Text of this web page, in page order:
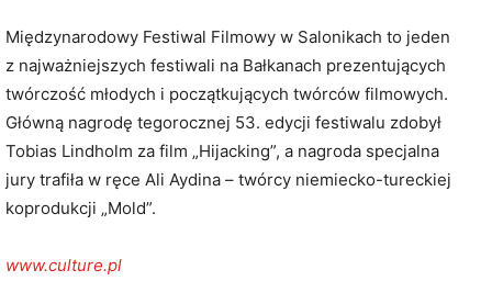
Międzynarodowy Festiwal Filmowy w Salonikach to jeden
z najważniejszych festiwali na Bałkanach prezentujących
twórczość młodych i początkujących twórców filmowych.
Główną nagrodę tegorocznej 53. edycji festiwalu zdobył
Tobias Lindholm za film „Hijacking”, a nagroda specjalna
jury trafiła w ręce Ali Aydina – twórcy niemiecko-tureckiej
koprodukcji „Mold”.
www.culture.pl